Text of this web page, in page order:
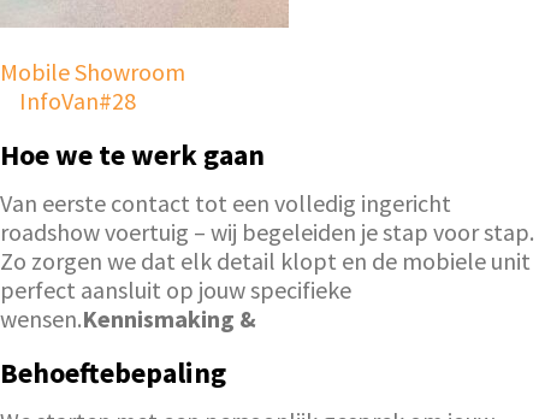
Mobile Showroom
InfoVan#28
Hoe we te werk gaan
Van eerste contact tot een volledig ingericht
roadshow voertuig – wij begeleiden je stap voor stap.
Zo zorgen we dat elk detail klopt en de mobiele unit
perfect aansluit op jouw specifieke
wensen.Kennismaking &
Behoeftebepaling